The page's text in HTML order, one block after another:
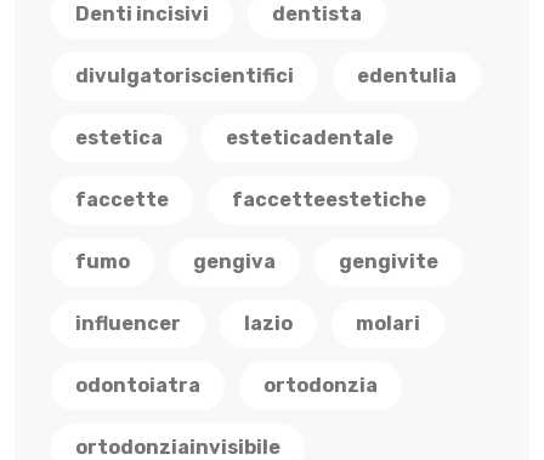
Denti incisivi dentista
divulgatoriscientifici edentulia
estetica esteticadentale
faccette faccetteestetiche
fumo gengiva gengivite
influencer lazio molari
odontoiatra ortodonzia
ortodonziainvisibile